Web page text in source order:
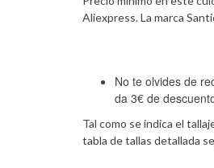
Aliexpress. La marca
No te olvides de
da 3€ de
Tal como se indica el
tabla de tallas detallada